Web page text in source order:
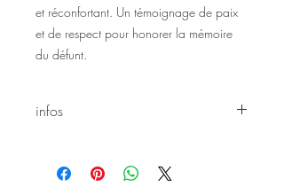
et réconfortant. Un témoignage de paix
et de respect pour honorer la mémoire
du défunt.
infos
sujet à changement selon les saisons et
les disponibilités.